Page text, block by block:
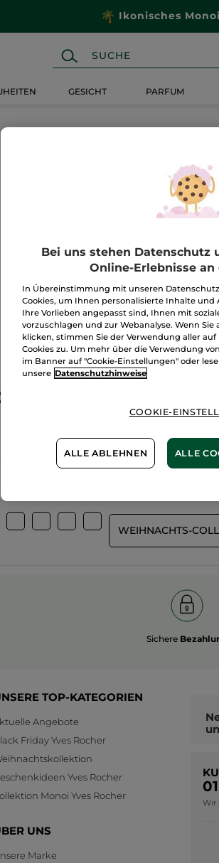
Ikonisches Monoi
GESICHT PARFUM
WEIHNACHTS-
Sichere
TOP-KATEGORIEN
Angebote
Friday Yves Rocher
Yves Rocher
Monoi Yves Rocher
UNS
Marke
Wir
Bei uns stehen Datenschutz
Online-Erlebnisse an
In Übereinstimmung mit unseren
Cookies, um Ihnen personalisierte Inhalte und
Ihre Vorlieben angepasst sind, Ihnen mit
vorzuschlagen und zur Webanalyse. Wenn Sie
klicken, stimmen Sie der Verwendung aller
Cookies zu. Um mehr über die Verwendung
im Banner auf "Cookie-Einstellungen" oder
unsere Datenschutzhinweise
COOKIE-
ALLE ABLEHNEN ALLE